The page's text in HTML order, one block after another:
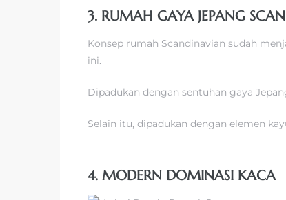
3. RUMAH GAYA JEPANG
Konsep rumah Scandinavian sudah
ini.
Dipadukan dengan sentuhan gaya
Selain itu, dipadukan dengan elemen
4. MODERN DOMINASI KACA